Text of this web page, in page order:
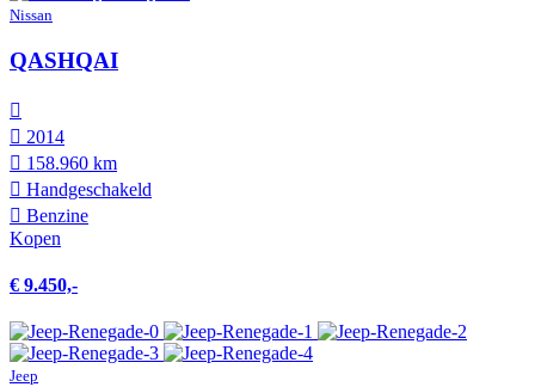
Nissan
QASHQAI
2014
158.960 km
Hand­geschakeld
Benzine
Kopen
€ 9.450,-
Jeep